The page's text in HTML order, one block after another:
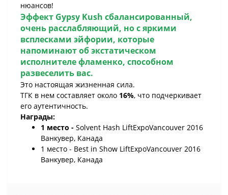
нюансов!
Эффект Gypsy Kush сбалансированный,
очень расслабляющий, но с яркими
всплесками эйфории, которые
напоминают об экстатическом
исполнителе фламенко, способном
развеселить вас.
Это настоящая жизненная сила.
ТГК в нем составляет около 16%, что подчеркивает
его аутентичность.
Награды:
1 место - Solvent Hash LiftExpoVancouver 2016
Ванкувер, Канада
1 место - Best in Show LiftExpoVancouver 2016
Ванкувер, Канада